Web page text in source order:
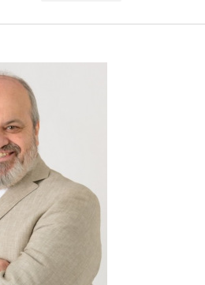
correo electrónico y web en
la próxima vez que
por